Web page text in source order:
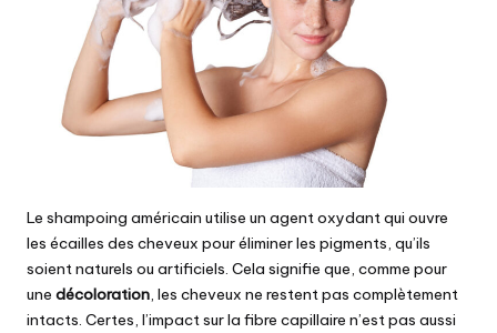
Le shampoing américain utilise un agent oxydant qui ouvre
les écailles des cheveux pour éliminer les pigments, qu’ils
soient naturels ou artificiels. Cela signifie que, comme pour
une décoloration, les cheveux ne restent pas complètement
intacts. Certes, l’impact sur la fibre capillaire n’est pas aussi